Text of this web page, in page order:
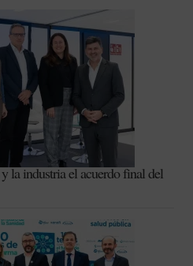
la industria el acuerdo final del